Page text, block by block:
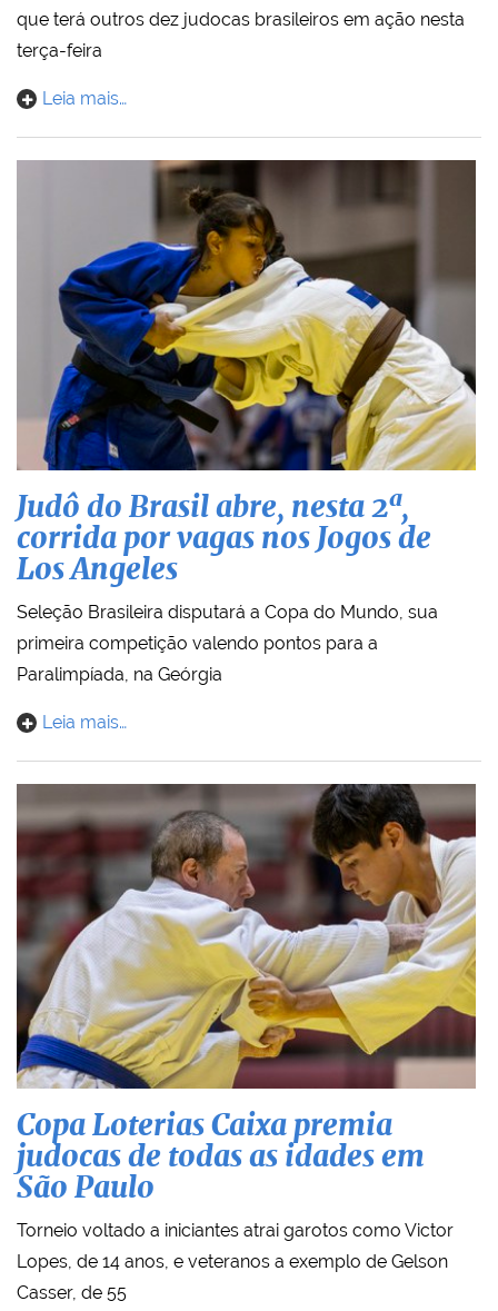
que terá outros dez judocas brasileiros em ação nesta
terça-feira
Leia mais…
Judô do Brasil abre, nesta 2ª,
corrida por vagas nos Jogos de
Los Angeles
Seleção Brasileira disputará a Copa do Mundo, sua
primeira competição valendo pontos para a
Paralimpíada, na Geórgia
Leia mais…
Copa Loterias Caixa premia
judocas de todas as idades em
São Paulo
Torneio voltado a iniciantes atrai garotos como Victor
Lopes, de 14 anos, e veteranos a exemplo de Gelson
Casser, de 55